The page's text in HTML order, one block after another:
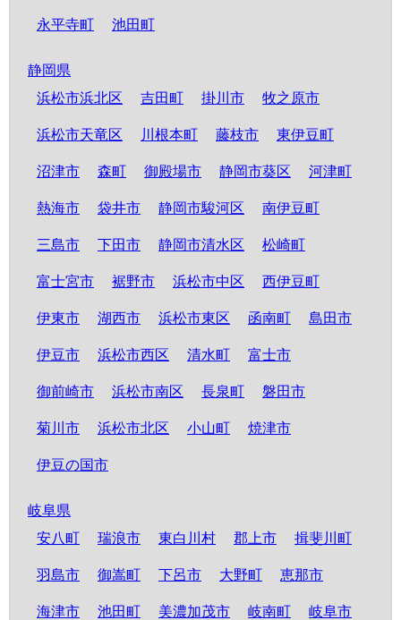
永平寺町 池田町
静岡県
浜松市浜北区
吉田町 掛川市 牧之原市
浜松市天竜区 川根本町 藤枝市 東伊豆町
沼津市 森町 御殿場市 静岡市葵区 河津町
熱海市 袋井市 静岡市駿河区 南伊豆町
三島市 下田市 静岡市清水区 松崎町
富士宮市 裾野市 浜松市中区 西伊豆町
伊東市 湖西市 浜松市東区 函南町 島田市
伊豆市 浜松市西区 清水町 富士市
御前崎市 浜松市南区 長泉町 磐田市
菊川市 浜松市北区 小山町 焼津市
伊豆の国市
岐阜県
安八町
瑞浪市 東白川村 郡上市 揖斐川町
羽島市 御嵩町 下呂市 大野町 恵那市
海津市 池田町 美濃加茂市 岐南町 岐阜市